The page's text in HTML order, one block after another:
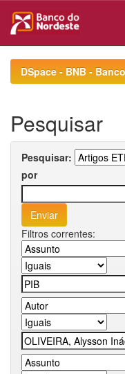
navigationDSpace - BNB -
Pesquisar
Pesquisar:
por
Filtros correntes: